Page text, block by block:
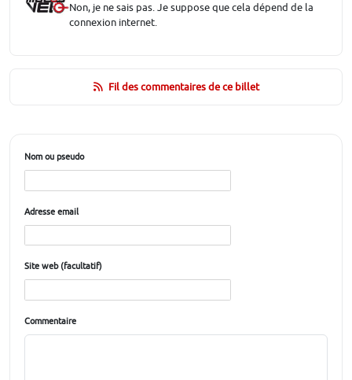
Non, je ne sais pas. Je suppose que cela dépend de la
connexion internet.
Fil des commentaires de ce billet
Nom ou pseudo
Adresse email
Site web (facultatif)
Commentaire